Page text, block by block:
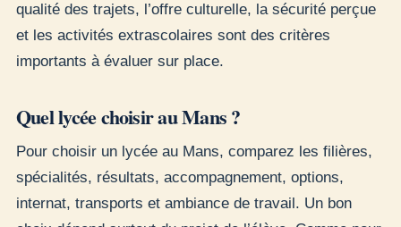
qualité des trajets, l’offre culturelle, la sécurité perçue
et les activités extrascolaires sont des critères
importants à évaluer sur place.
Quel lycée choisir au Mans ?
Pour choisir un lycée au Mans, comparez les filières,
spécialités, résultats, accompagnement, options,
internat, transports et ambiance de travail. Un bon